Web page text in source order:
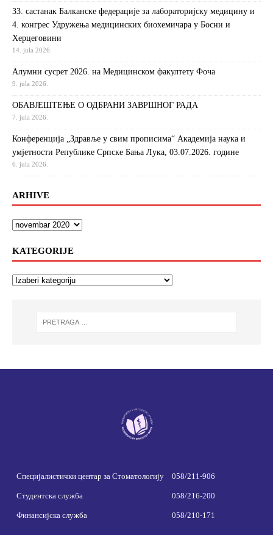
33. састанак Балканске федерације за лабораторијску медицину и
4. конгрес Удружења медицинских биохемичара у Босни и
Херцеговини
14. jula 2026.
Алумни сусрет 2026. на Медицинском факултету Фоча
9. jula 2026.
ОБАВЈЕШТЕЊЕ О ОДБРАНИ ЗАВРШНОГ РАДА
7. jula 2026.
Конференција „Здравље у свим прописима“ Академија наука и
умјетности Републике Српске Бања Лука, 03.07.2026. године
6. jula 2026.
ARHIVE
KATEGORIJE
Специјалистички центар за Стоматологију 058/211-906
Студентска служба 058/216-200
Финансијска служба 058/210-171